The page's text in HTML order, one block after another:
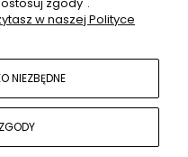
w naszej Polityce
NIEZBĘDNE